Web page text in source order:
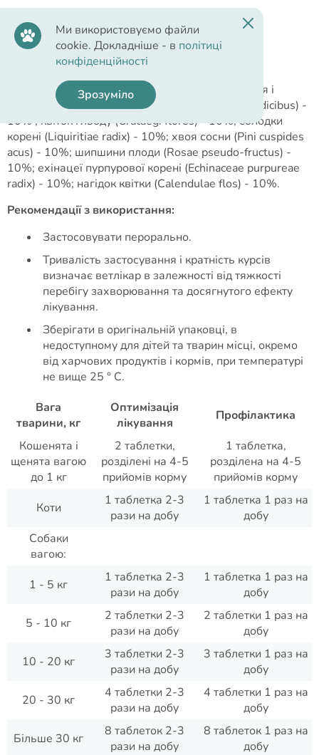
Cклад
Склад однієї таблетки: родіоли рожевої коріння і
кореневища (Rhodiolae roseae rhizomata cum radicibus) -
10% ; квіток гльоду (Crataegi flores) - 10%; солодки
корені (Liquiritiae radix) - 10%; хвоя сосни (Pini cuspides
acus) - 10%; шипшини плоди (Rosae pseudo-fructus) -
10%; ехінацеї пурпурової корені (Echinaceae purpureae
radix) - 10%; нагідок квітки (Calendulae flos) - 10%.
Рекомендації з використання:
Застосовувати перорально.
Тривалість застосування і кратність курсів
визначає ветлікар в залежності від тяжкості
перебігу захворювання та досягнутого ефекту
лікування.
Зберігати в оригінальній упаковці, в
недоступному для дітей та тварин місці, окремо
від харчових продуктів і кормів, при температурі
не вище 25 ° С.
Вага
тварини, кг
Оптимізація
лікування
Профілактика
Кошенята і
щенята вагою
до 1 кг
2 таблетки,
розділені на 4-5
прийомів корму
1 таблетка,
розділена на 4-5
прийомів корму
Коти
1 таблетка 2-3
рази на добу
1 таблетка 1 раз на
добу
Собаки
вагою:
1 - 5 кг
1 таблетка 2-3
рази на добу
1 таблетка 1 раз на
добу
5 - 10 кг
2 таблетки 2-3
рази на добу
2 таблетки 1 раз на
добу
10 - 20 кг
3 таблетки 2-3
рази на добу
3 таблетки 1 раз на
добу
20 - 30 кг
4 таблетки 2-3
рази на добу
4 таблетки 1 раз на
добу
Більше 30 кг
8 таблеток 2-3
рази на добу
8 таблеток 1 раз на
добу
Ми використовуємо файли
cookie. Докладніше - в політиці
конфіденційності
Зрозуміло